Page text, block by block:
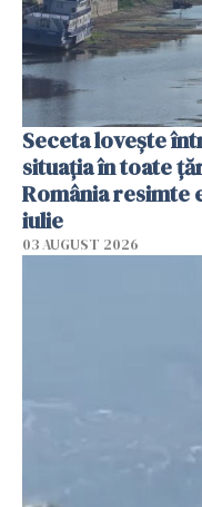
Seceta lovește
situația în toate
România resimte
iulie
03 AUGUST 2026